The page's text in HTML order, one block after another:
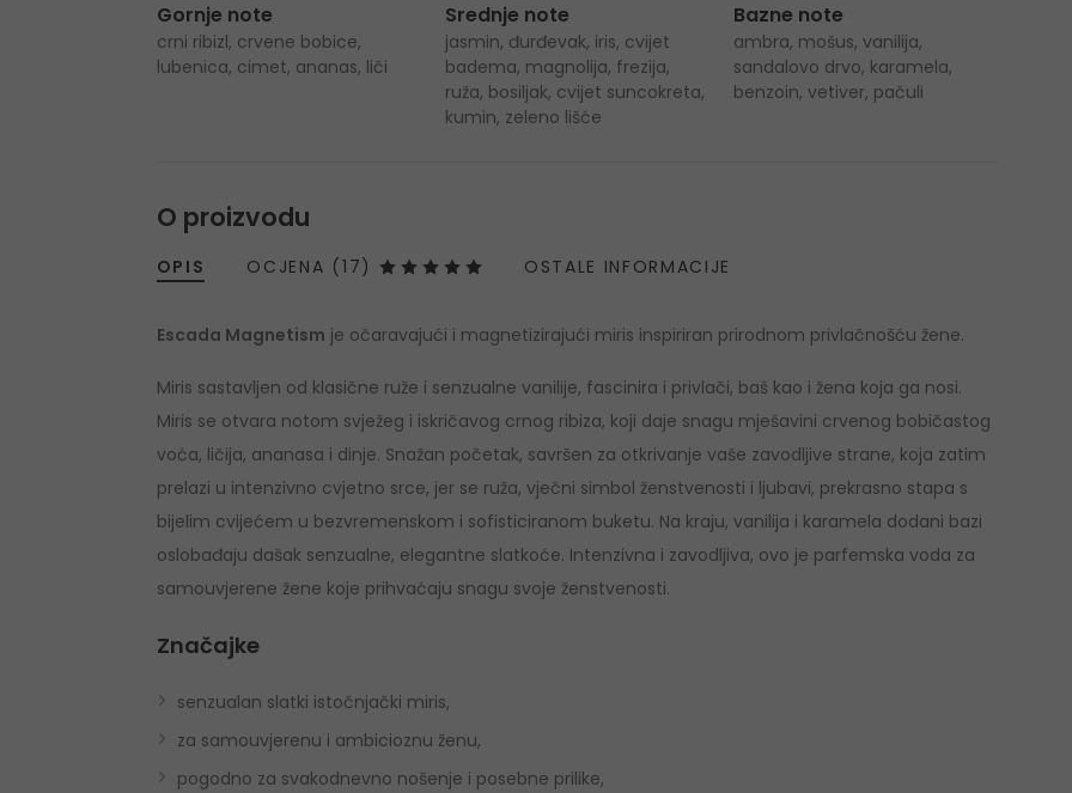
Gornje note
crni ribizl, crvene bobice,
lubenica, cimet, ananas, liči
Srednje note
jasmin, đurđevak, iris, cvijet
badema, magnolija, frezija,
ruža, bosiljak, cvijet suncokreta,
kumin, zeleno lišće
Bazne note
ambra, mošus, vanilija,
sandalovo drvo, karamela,
benzoin, vetiver, pačuli
O proizvodu
OPIS
Escada Magnetism je očaravajući i magnetizirajući miris inspiriran prirodnom privlačnošću žene.
Miris sastavljen od klasične ruže i senzualne vanilije, fascinira i privlači, baš kao i žena koja ga nosi.
Miris se otvara notom svježeg i iskričavog crnog ribiza, koji daje snagu mješavini crvenog bobičastog
voća, ličija, ananasa i dinje. Snažan početak, savršen za otkrivanje vaše zavodljive strane, koja zatim
prelazi u intenzivno cvjetno srce, jer se ruža, vječni simbol ženstvenosti i ljubavi, prekrasno stapa s
bijelim cvijećem u bezvremenskom i sofisticiranom buketu. Na kraju, vanilija i karamela dodani bazi
oslobađaju dašak senzualne, elegantne slatkoće. Intenzivna i zavodljiva, ovo je parfemska voda za
samouvjerene žene koje prihvaćaju snagu svoje ženstvenosti.
Značajke
senzualan slatki istočnjački miris,
za samouvjerenu i ambicioznu ženu,
pogodno za svakodnevno nošenje i posebne prilike,
OCJENA (17) OSTALE INFORMACIJE